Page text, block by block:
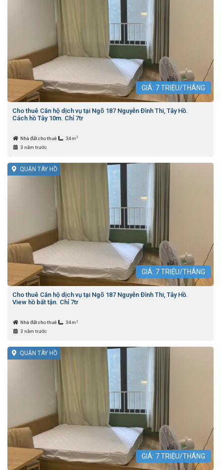
GIÁ: 7TRIỆU/THÁNG
Cho thuê Căn hộ dịch vụ tại Ngõ 187 Nguyễn Đình Thi, Tây Hồ.
Cách hồ Tây 10m. Chỉ 7tr
Nhà đất cho thuê 34m 2
3 năm trước
QUẬN TÂY HỒ
GIÁ: 7TRIỆU/THÁNG
Cho thuê Căn hộ dịch vụ tại Ngõ 187 Nguyễn Đình Thi, Tây Hồ.
View hồ bất tận. Chỉ 7tr
Nhà đất cho thuê 34m 2
3 năm trước
QUẬN TÂY HỒ
GIÁ: 7TRIỆU/THÁNG